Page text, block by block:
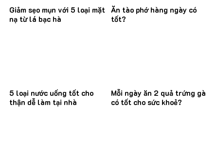
Giảm sẹo mụn với 5 loại mặt
nạ từ lá bạc hà
Ăn tào phớ hàng ngày có
tốt?
5 loại nước uống tốt cho
thận dễ làm tại nhà
Mỗi ngày ăn 2 quả trứng gà
có tốt cho sức khoẻ?